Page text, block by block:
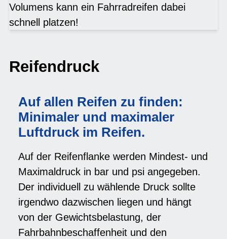
Volumens kann ein Fahrradreifen dabei
schnell platzen!
Reifendruck
Auf allen Reifen zu finden:
Minimaler und maximaler
Luftdruck im Reifen.
Auf der Reifenflanke werden Mindest- und
Maximaldruck in bar und psi angegeben.
Der individuell zu wählende Druck sollte
irgendwo dazwischen liegen und hängt
von der Gewichtsbelastung, der
Fahrbahnbeschaffenheit und den